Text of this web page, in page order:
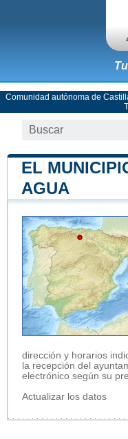
Comunidad autónoma de
EL
AGUA
dirección y horarios
la recepción del
electrónico según su
Actualizar los datos